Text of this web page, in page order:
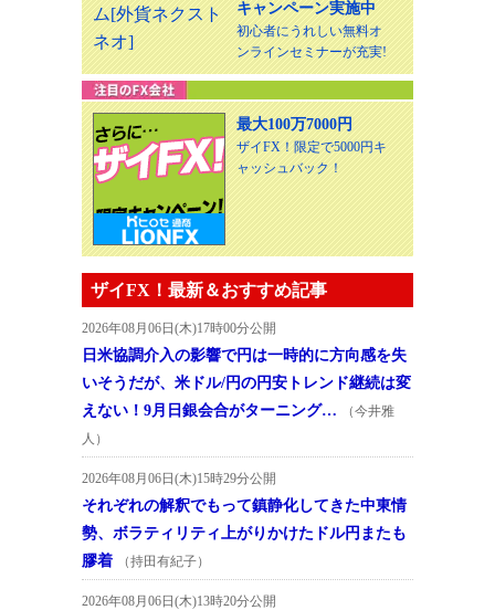
キャンペーン実施中
初心者にうれしい無料オ
ンラインセミナーが充実!
最大100万7000円
ザイFX！限定で5000円キ
ャッシュバック！
ザイFX！最新＆おすすめ記事
2026年08月06日(木)17時00分公開
日米協調介入の影響で円は一時的に方向感を失
いそうだが、米ドル/円の円安トレンド継続は変
えない！9月日銀会合がターニング…
（今井雅
人）
2026年08月06日(木)15時29分公開
それぞれの解釈でもって鎮静化してきた中東情
勢、ボラティリティ上がりかけたドル円またも
膠着
（持田有紀子）
2026年08月06日(木)13時20分公開